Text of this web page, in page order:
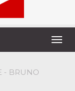
- BRUNO